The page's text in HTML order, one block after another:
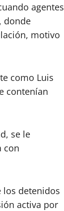
agentes
donde
motivo
como Luis
contenían
se le
con
los detenidos
activa por